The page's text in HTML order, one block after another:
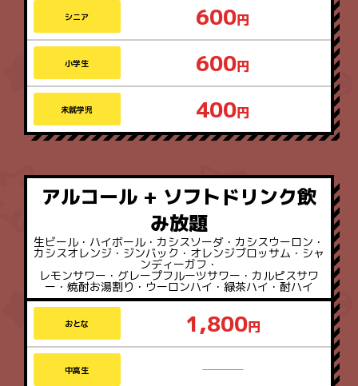
シニア 600
小学生 600
未就学児 400
アルコール + ソフトドリンク飲
み放題
生ビール・ハイボール・カシスソーダ・カシスウーロン・
カシスオレンジ・ジンバック・オレンジブロッサム・シャ
ンディーガフ・
レモンサワー・グレープフルーツサワー・カルピスサワ
ー・焼酎お湯割り・ウーロンハイ・緑茶ハイ・酎ハイ
おとな 1,800
中高生 なし